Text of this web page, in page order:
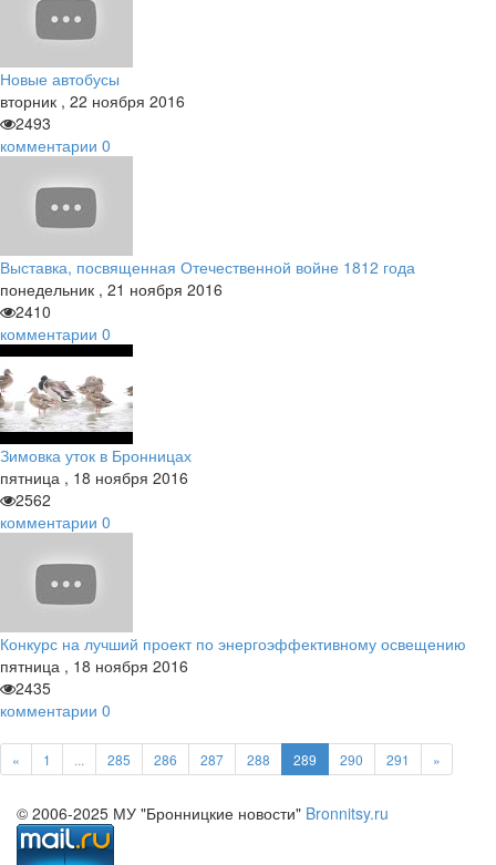
Новые автобусы
вторник , 22 ноября 2016
2493
комментарии 0
Выставка, посвященная Отечественной войне 1812 года
понедельник , 21 ноября 2016
2410
комментарии 0
Зимовка уток в Бронницах
пятница , 18 ноября 2016
2562
комментарии 0
Конкурс на лучший проект по энергоэффективному освещению
пятница , 18 ноября 2016
2435
комментарии 0
« 1 285 286 287 288 289 290 291 »
© 2006-2025 МУ "Бронницкие новости" Bronnitsy.ru